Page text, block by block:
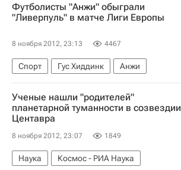
Футболисты "Анжи" обыграли
"Ливерпуль" в матче Лиги Европы
8 ноября 2012, 23:13 4467
Спорт Гус Хиддинк Анжи
Ученые нашли "родителей"
планетарной туманности в созвездии
Центавра
8 ноября 2012, 23:07 1849
Наука
Космос - РИА Наука